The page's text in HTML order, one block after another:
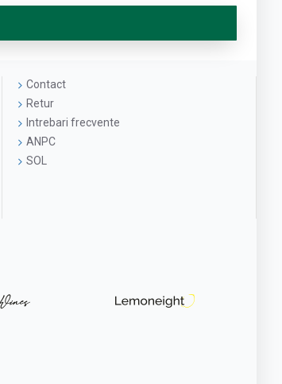
Contact
Retur
Intrebari frecvente
ANPC
SOL